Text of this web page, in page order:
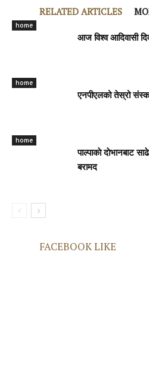
RELATED ARTICLES
home
आज विश्व आदिवासी
home
एनपीएलको तेस्रो
home
पाल्पाकाे दाेभानबाट
बरामद
FACEBOOK LIKE